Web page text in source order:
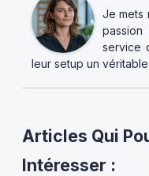
Je mets
service
leur setup un
Articles Qui
Intéresser :